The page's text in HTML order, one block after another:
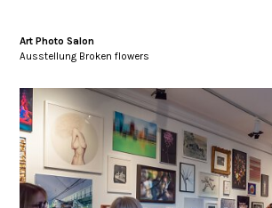
Art Photo Salon
Ausstellung Broken flowers